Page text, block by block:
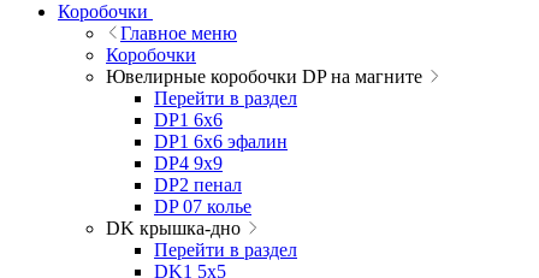
Коробочки
Главное меню
Коробочки
Ювелирные коробочки DP на магните
Перейти в раздел
DP1 6x6
DP1 6x6 эфалин
DP4 9x9
DP2 пенал
DP 07 колье
DK крышка-дно
Перейти в раздел
DK1 5x5